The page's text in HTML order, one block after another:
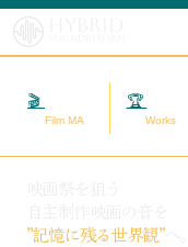
🎬
Film MA
🏆
Works
”記憶に残る世界観”へ。